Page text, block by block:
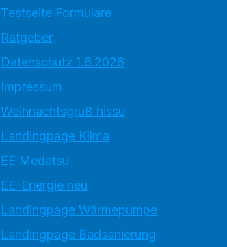
Testseite Formulare
Ratgeber
Datenschutz 1.6.2026
Impressum
Weihnachtsgruß hissu
Landingpage Klima
EE Medatsu
EE-Energie neu
Landingpage Wärmepumpe
Landingpage Badsanierung